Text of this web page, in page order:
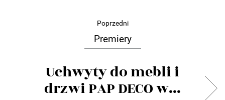
Poprzedni
Premiery
Uchwyty do mebli i
drzwi PAP DECO w...